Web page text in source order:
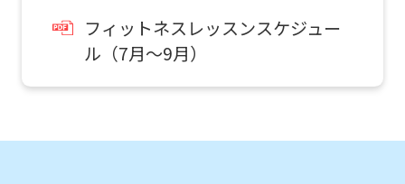
フィットネスレッスンスケジュー
ル（7月～9月） of
初めての方を対象としたはじめて体験に
参加したいお子様はこちら
各種イベント申込